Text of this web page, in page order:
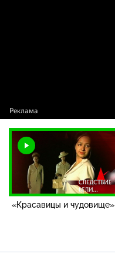
«Красавицы и чудовище»